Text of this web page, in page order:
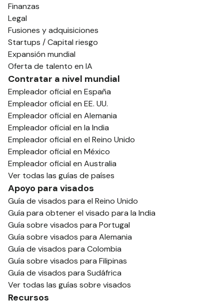
Finanzas
Legal
Fusiones y adquisiciones
Startups / Capital riesgo
Expansión mundial
Oferta de talento en IA
Contratar a nivel mundial
Empleador oficial en España
Empleador oficial en EE. UU.
Empleador oficial en Alemania
Empleador oficial en la India
Empleador oficial en el Reino Unido
Empleador oficial en México
Empleador oficial en Australia
Ver todas las guías de países
Apoyo para visados
Guía de visados para el Reino Unido
Guía para obtener el visado para la India
Guía sobre visados para Portugal
Guía sobre visados para Alemania
Guía de visados para Colombia
Guía sobre visados para Filipinas
Guía de visados para Sudáfrica
Ver todas las guías sobre visados
Recursos